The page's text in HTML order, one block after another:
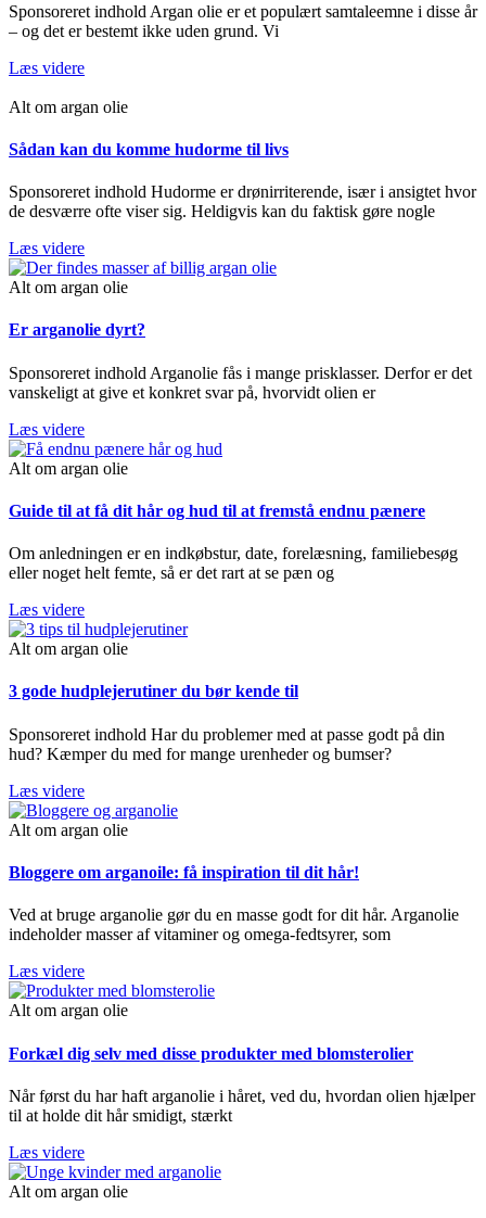
Sponsoreret indhold Argan olie er et populært samtaleemne i disse år
– og det er bestemt ikke uden grund. Vi
Læs videre
Alt om argan olie
Sådan kan du komme hudorme til livs
Sponsoreret indhold Hudorme er drønirriterende, især i ansigtet hvor
de desværre ofte viser sig. Heldigvis kan du faktisk gøre nogle
Læs videre
Alt om argan olie
Er arganolie dyrt?
Sponsoreret indhold Arganolie fås i mange prisklasser. Derfor er det
vanskeligt at give et konkret svar på, hvorvidt olien er
Læs videre
Alt om argan olie
Guide til at få dit hår og hud til at fremstå endnu pænere
Om anledningen er en indkøbstur, date, forelæsning, familiebesøg
eller noget helt femte, så er det rart at se pæn og
Læs videre
Alt om argan olie
3 gode hudplejerutiner du bør kende til
Sponsoreret indhold Har du problemer med at passe godt på din
hud? Kæmper du med for mange urenheder og bumser?
Læs videre
Alt om argan olie
Bloggere om arganoile: få inspiration til dit hår!
Ved at bruge arganolie gør du en masse godt for dit hår. Arganolie
indeholder masser af vitaminer og omega-fedtsyrer, som
Læs videre
Alt om argan olie
Forkæl dig selv med disse produkter med blomsterolier
Når først du har haft arganolie i håret, ved du, hvordan olien hjælper
til at holde dit hår smidigt, stærkt
Læs videre
Alt om argan olie